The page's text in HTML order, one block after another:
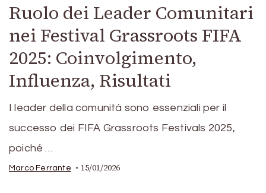
Ruolo dei Leader Comunitari
nei Festival Grassroots FIFA
2025: Coinvolgimento,
Influenza, Risultati
I leader della comunità sono essenziali per il
successo dei FIFA Grassroots Festivals 2025,
poiché …
Marco Ferrante 15/01/2026